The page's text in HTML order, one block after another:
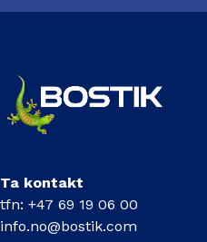
Ta kontakt
tfn: +47 69 19 06 00
info.no@bostik.com